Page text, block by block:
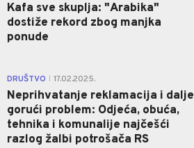
Kafa sve skuplja: "Arabika"
dostiže rekord zbog manjka
ponude
DRUŠTVO 17.02.2025.
Neprihvatanje reklamacija i dalje
gorući problem: Odjeća, obuća,
tehnika i komunalije najčešći
razlog žalbi potrošača RS